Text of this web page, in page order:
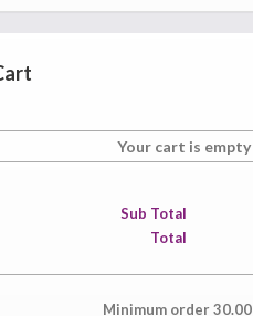
Your cart is empty
Sub Total
Total
Minimum order30.00